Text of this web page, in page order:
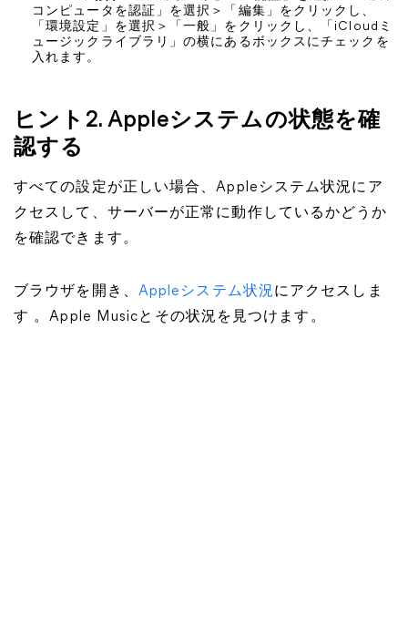
コンピュータを認証」を選択＞「編集」をクリックし、
「環境設定」を選択＞「一般」をクリックし、「iCloudミ
ュージックライブラリ」の横にあるボックスにチェックを
入れます。
ヒント2. Appleシステムの状態を確
認する
すべての設定が正しい場合、Appleシステム状況にア
クセスして、サーバーが正常に動作しているかどうか
を確認できます。
ブラウザを開き、 Appleシステム状況にアクセスしま
す 。Apple Musicとその状況を見つけます。